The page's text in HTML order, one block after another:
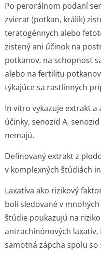
Po perorálnom podaní
zvierat (potkan, králik)
teratogénnych alebo
zistený ani účinok na
potkanov, na schopnosť
alebo na fertilitu
týkajúce sa rastlinných
In vitro vykazuje extrakt
účinky, senozid A,
nemajú.
Definovaný extrakt z
v komplexných štúdiách
Laxatíva ako rizikový
boli sledované v
štúdie poukazujú na
antrachinónových laxatív,
samotná zápcha spolu